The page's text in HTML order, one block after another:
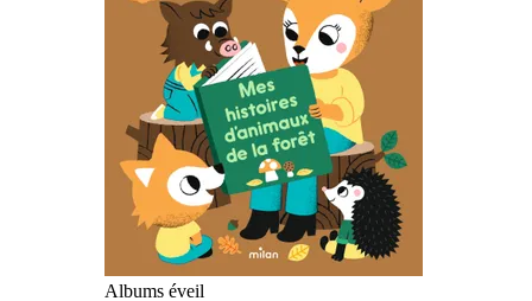
Albums éveil